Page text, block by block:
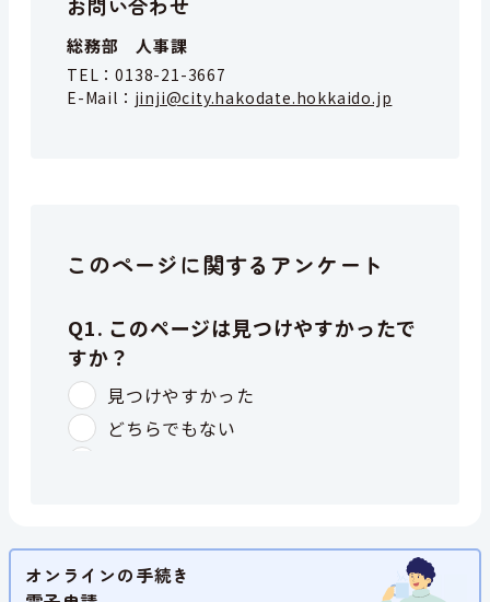
総務部 人事課
TEL：0138-21-3667
E-Mail： jinji@city.hakodate.hokkaido.jp
このページに関するアンケート
オンラインの手続き